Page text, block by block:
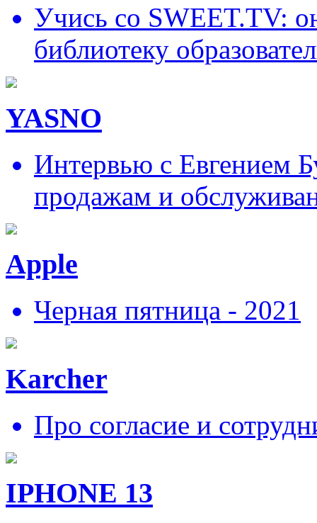
Учись со SWEET.TV:
библиотеку
YASNO
Интервью с Евгением
продажам и
Apple
Черная пятница - 2021
Karcher
Про согласие и
IPHONE 13